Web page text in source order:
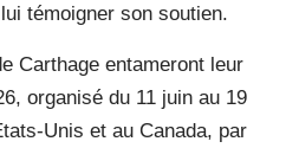
témoigner son soutien.
Carthage entameront leur
organisé du 11 juin au 19
Unis et au Canada, par